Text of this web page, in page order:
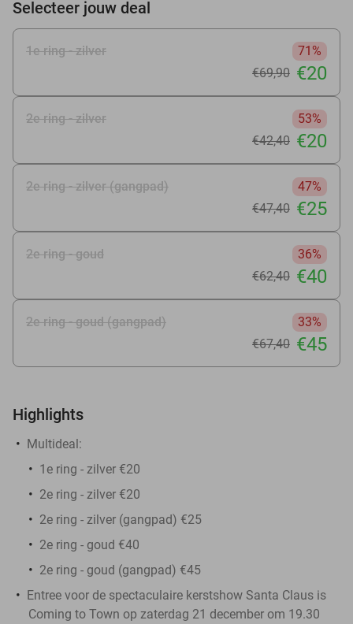
Selecteer jouw deal
1e ring - zilver
71%
€69,90 €20
2e ring - zilver
53%
€42,40 €20
2e ring - zilver (gangpad)
47%
€47,40 €25
2e ring - goud
36%
€62,40 €40
2e ring - goud (gangpad)
33%
€67,40 €45
Highlights
Multideal:
1e ring - zilver €20
2e ring - zilver €20
2e ring - zilver (gangpad) €25
2e ring - goud €40
2e ring - goud (gangpad) €45
Entree voor de spectaculaire kerstshow Santa Claus is
Coming to Town op zaterdag 21 december om 19.30